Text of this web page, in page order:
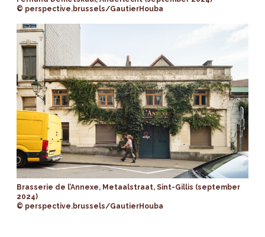
© perspective.brussels/GautierHouba
Brasserie de l’Annexe, Metaalstraat, Sint-Gillis (september
2024)
© perspective.brussels/GautierHouba